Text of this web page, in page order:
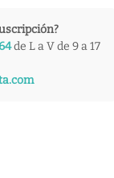
de L a V de 9 a 17